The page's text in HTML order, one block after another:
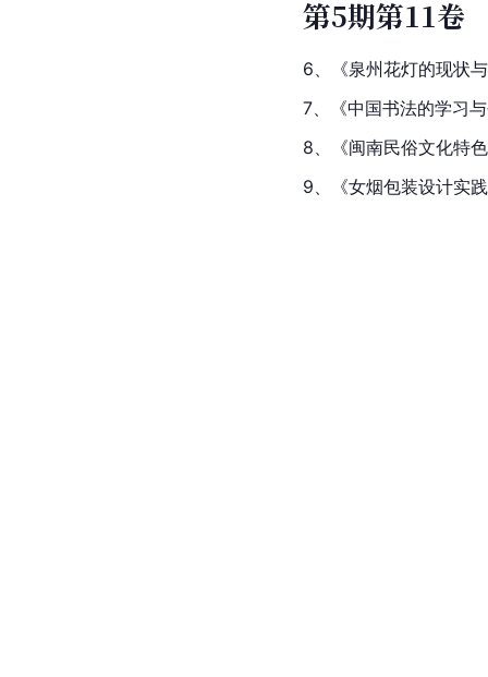
第5期第11卷
6、《泉州花灯的现状
7、《中国书法的学习
8、《闽南民俗文化特
9、《女烟包装设计实